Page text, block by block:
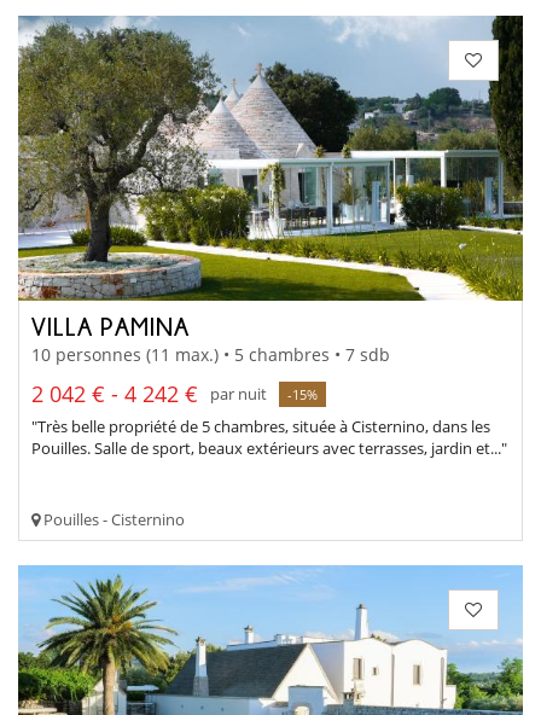
VILLA PAMINA
10 personnes (11 max.) • 5 chambres • 7 sdb
2 042 € - 4 242 € par nuit -15%
"Très belle propriété de 5 chambres, située à Cisternino, dans les
Pouilles. Salle de sport, beaux extérieurs avec terrasses, jardin et..."
Pouilles - Cisternino